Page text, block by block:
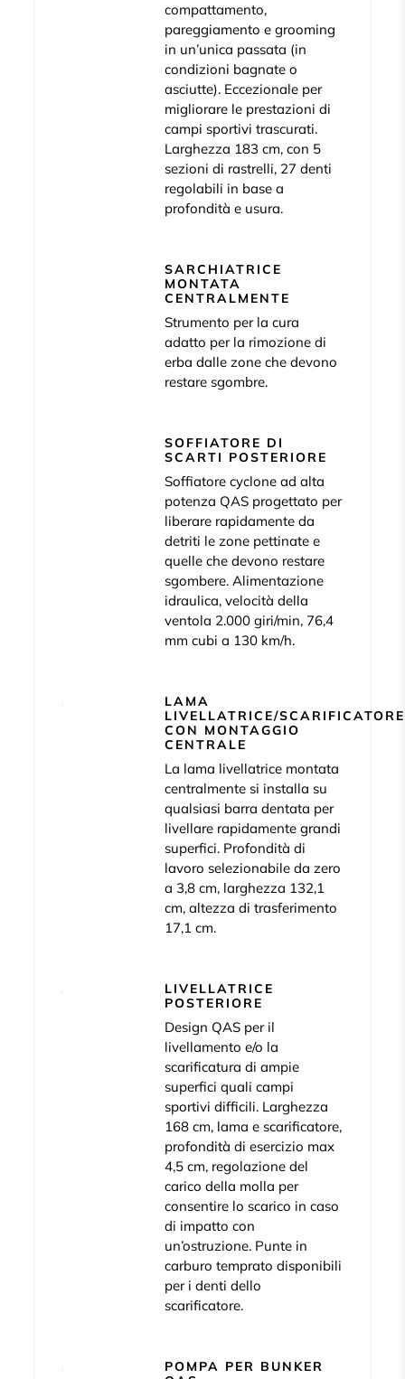
compattamento,
pareggiamento e grooming
in un’unica passata (in
condizioni bagnate o
asciutte). Eccezionale per
migliorare le prestazioni di
campi sportivi trascurati.
Larghezza 183 cm, con 5
sezioni di rastrelli, 27 denti
regolabili in base a
profondità e usura.
SARCHIATRICE
MONTATA
CENTRALMENTE
Strumento per la cura
adatto per la rimozione di
erba dalle zone che devono
restare sgombre.
SOFFIATORE DI
SCARTI POSTERIORE
Soffiatore cyclone ad alta
potenza QAS progettato per
liberare rapidamente da
detriti le zone pettinate e
quelle che devono restare
sgombere. Alimentazione
idraulica, velocità della
ventola 2.000 giri/min, 76,4
mm cubi a 130 km/h.
LAMA
LIVELLATRICE/SCARIFICATORE
CON MONTAGGIO
CENTRALE
La lama livellatrice montata
centralmente si installa su
qualsiasi barra dentata per
livellare rapidamente grandi
superfici. Profondità di
lavoro selezionabile da zero
a 3,8 cm, larghezza 132,1
cm, altezza di trasferimento
17,1 cm.
LIVELLATRICE
POSTERIORE
Design QAS per il
livellamento e/o la
scarificatura di ampie
superfici quali campi
sportivi difficili. Larghezza
168 cm, lama e scarificatore,
profondità di esercizio max
4,5 cm, regolazione del
carico della molla per
consentire lo scarico in caso
di impatto con
un’ostruzione. Punte in
carburo temprato disponibili
per i denti dello
scarificatore.
POMPA PER BUNKER